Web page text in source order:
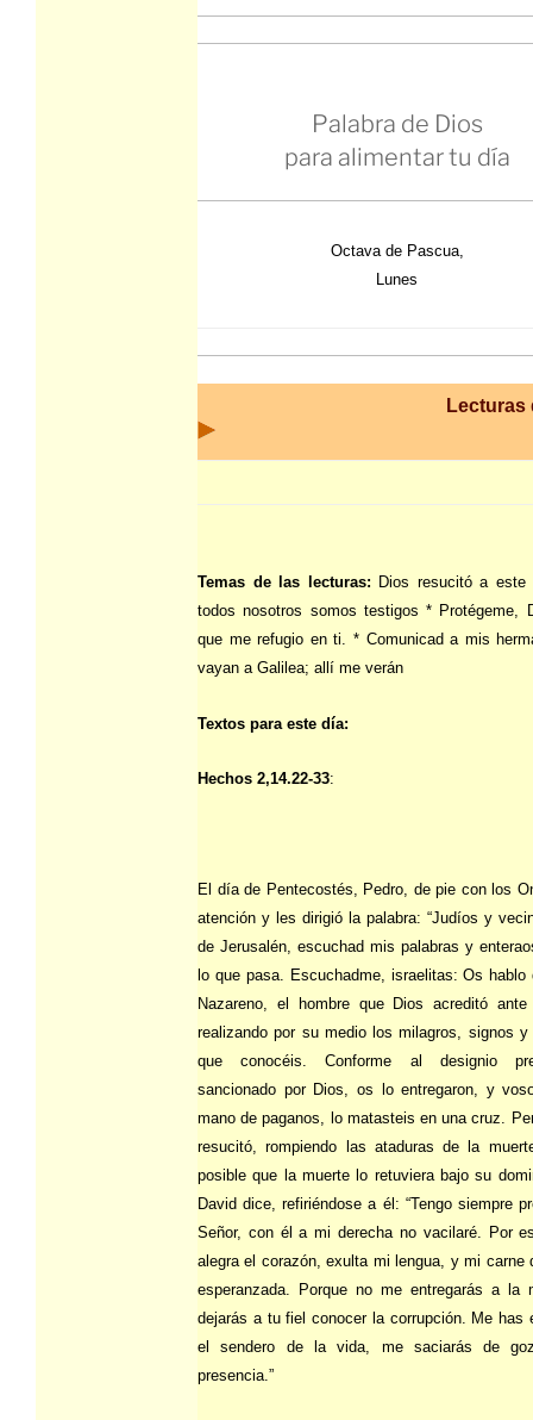
Palabra de Dios
para alimentar tu día
Octava de Pascua,
Lunes
Lecturas
Temas de las lecturas: Dios resucitó a
todos nosotros somos testigos * Protégeme,
que me refugio en ti. * Comunicad a mis
vayan a Galilea; allí me verán
Textos para este día:
Hechos 2,14.22-33:
El día de Pentecostés, Pedro, de pie con los
atención y les dirigió la palabra: “Judíos y
de Jerusalén, escuchad mis palabras y
lo que pasa. Escuchadme, israelitas: Os hablo
Nazareno, el hombre que Dios acreditó ante
realizando por su medio los milagros, signos y
que conocéis. Conforme al designio
sancionado por Dios, os lo entregaron, y
mano de paganos, lo matasteis en una cruz.
resucitó, rompiendo las ataduras de la
posible que la muerte lo retuviera bajo su
David dice, refiriéndose a él: “Tengo siempre
Señor, con él a mi derecha no vacilaré. Por
alegra el corazón, exulta mi lengua, y mi carne
esperanzada. Porque no me entregarás a la
dejarás a tu fiel conocer la corrupción. Me has
el sendero de la vida, me saciarás de
presencia.”